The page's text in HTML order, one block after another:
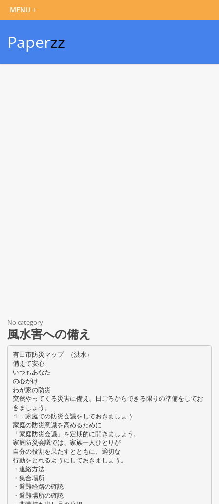
Paperzz
No category
風水害への備え
有田市防災マップ （洪水）
備えて安心
いつもあなた
の心がけ
わが家の防災
突然やってくる災害に備え、日ごろからできる限りの準備をしてお
きましょう。
１．家庭での防災会議をしておきましょう
家庭の防災意識を高めるために
「家庭防災会議」を定期的に開きましょう。
家庭防災会議では、家族一人ひとりが
自分の役割を果たすとともに、適切な
行動をとれるようにしておきましょう。
・連絡方法
・集合場所
・避難経路の確認
・避難場所の確認